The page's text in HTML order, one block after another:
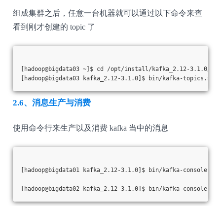
组成集群之后，任意一台机器就可以通过以下命令来查
看到刚才创建的 topic 了
[hadoop@bigdata03 ~]$ cd /opt/install/kafka_2.12-3.1.0/
[hadoop@bigdata03 kafka_2.12-3.1.0]$ bin/kafka-
2.6、消息生产与消费
使用命令行来生产以及消费 kafka 当中的消息
[hadoop@bigdata01 kafka_2.12-3.1.0]$ bin/kafka-
[hadoop@bigdata02 kafka_2.12-3.1.0]$ bin/kafka-